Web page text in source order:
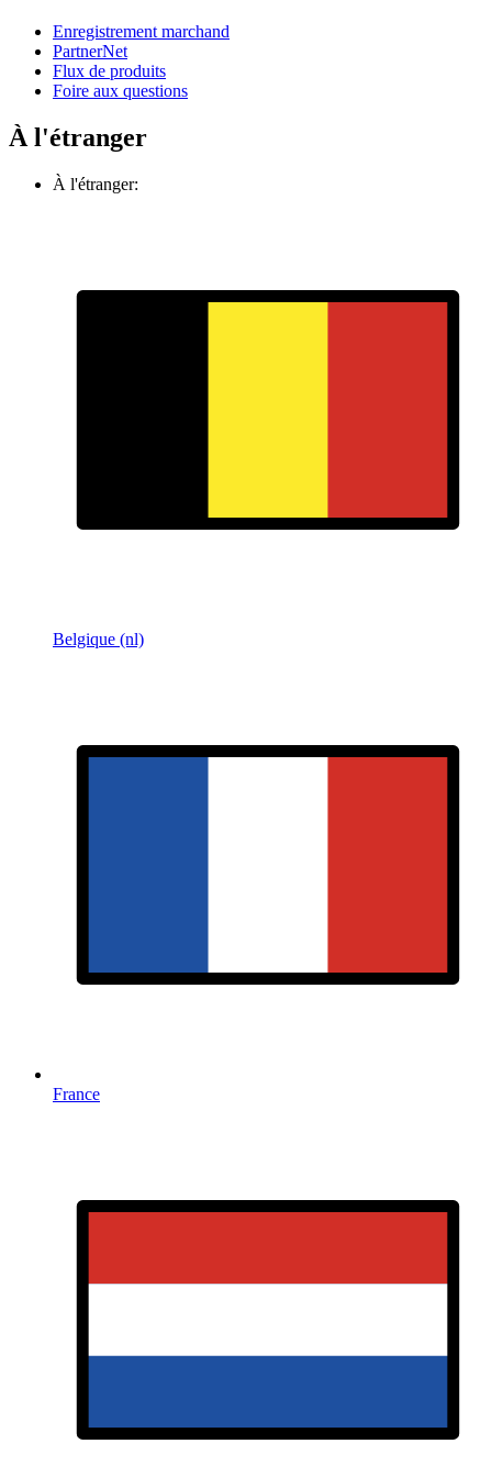
Enregistrement marchand
PartnerNet
Flux de produits
Foire aux questions
À l'étranger
À l'étranger:
Belgique (nl)
France